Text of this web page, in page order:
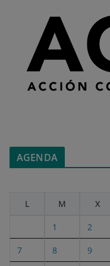
AGENDA
L
M X
1 2
7 8 9